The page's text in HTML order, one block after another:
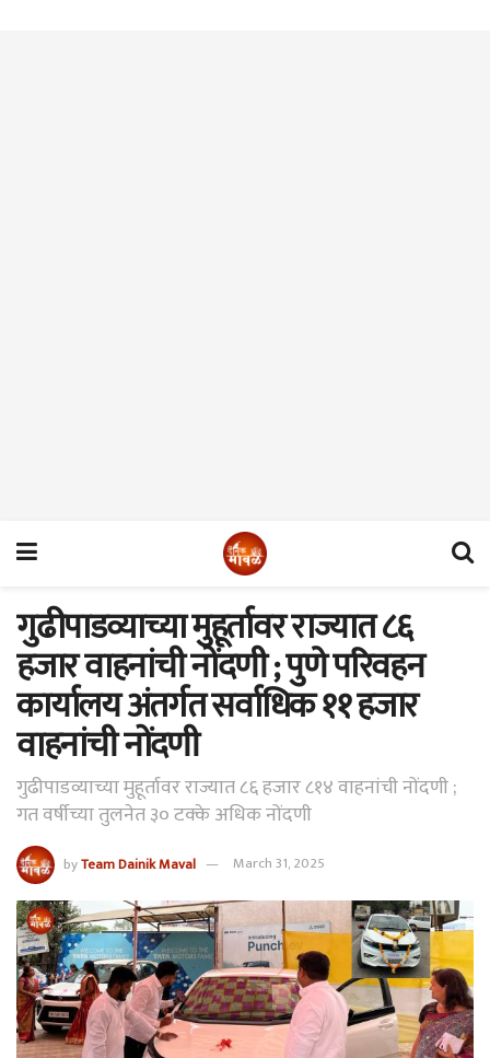
गुढीपाडव्याच्या मुहूर्तावर राज्यात ८६
हजार वाहनांची नोंदणी ; पुणे परिवहन
कार्यालय अंतर्गत सर्वाधिक ११ हजार
वाहनांची नोंदणी
गुढीपाडव्याच्या मुहूर्तावर राज्यात ८६ हजार ८१४ वाहनांची नोंदणी ;
गत वर्षीच्या तुलनेत ३० टक्के अधिक नोंदणी
byTeam Dainik Maval March 31, 2025